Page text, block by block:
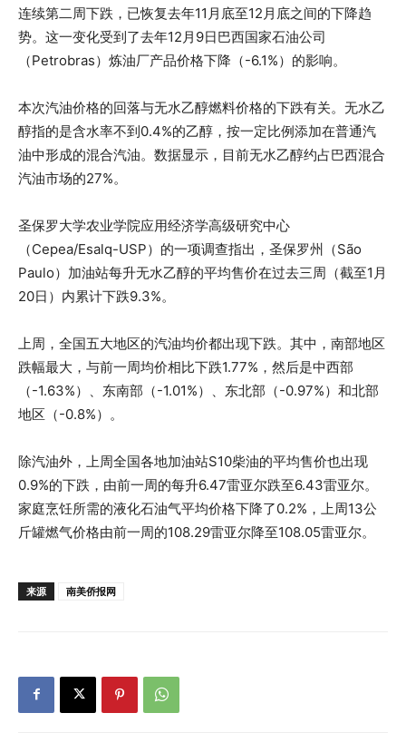
连续第二周下跌，已恢复去年11月底至12月底之间的下降趋
势。这一变化受到了去年12月9日巴西国家石油公司
（Petrobras）炼油厂产品价格下降（-6.1%）的影响。
本次汽油价格的回落与无水乙醇燃料价格的下跌有关。无水乙
醇指的是含水率不到0.4%的乙醇，按一定比例添加在普通汽
油中形成的混合汽油。数据显示，目前无水乙醇约占巴西混合
汽油市场的27%。
圣保罗大学农业学院应用经济学高级研究中心
（Cepea/Esalq-USP）的一项调查指出，圣保罗州（São
Paulo）加油站每升无水乙醇的平均售价在过去三周（截至1月
20日）内累计下跌9.3%。
上周，全国五大地区的汽油均价都出现下跌。其中，南部地区
跌幅最大，与前一周均价相比下跌1.77%，然后是中西部
（-1.63%）、东南部（-1.01%）、东北部（-0.97%）和北部
地区（-0.8%）。
除汽油外，上周全国各地加油站S10柴油的平均售价也出现
0.9%的下跌，由前一周的每升6.47雷亚尔跌至6.43雷亚尔。
家庭烹饪所需的液化石油气平均价格下降了0.2%，上周13公
斤罐燃气价格由前一周的108.29雷亚尔降至108.05雷亚尔。
来源 南美侨报网